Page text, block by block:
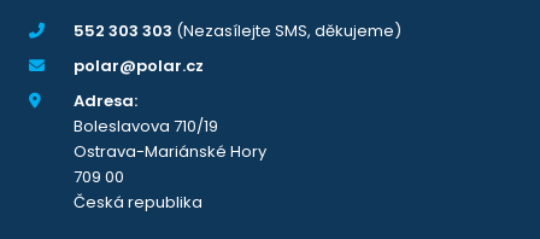
552 303 303 (Nezasílejte SMS, děkujeme)
polar@polar.cz
Adresa:
Boleslavova 710/19
Ostrava-Mariánské Hory
709 00
Česká republika